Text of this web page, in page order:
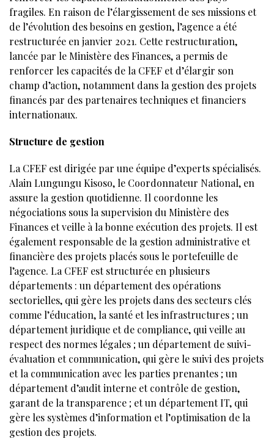
fragiles. En raison de l’élargissement de ses missions et
de l’évolution des besoins en gestion, l’agence a été
restructurée en janvier 2021. Cette restructuration,
lancée par le Ministère des Finances, a permis de
renforcer les capacités de la CFEF et d’élargir son
champ d’action, notamment dans la gestion des projets
financés par des partenaires techniques et financiers
internationaux.
Structure de gestion
La CFEF est dirigée par une équipe d’experts spécialisés.
Alain Lungungu Kisoso, le Coordonnateur National, en
assure la gestion quotidienne. Il coordonne les
négociations sous la supervision du Ministère des
Finances et veille à la bonne exécution des projets. Il est
également responsable de la gestion administrative et
financière des projets placés sous le portefeuille de
l’agence. La CFEF est structurée en plusieurs
départements : un département des opérations
sectorielles, qui gère les projets dans des secteurs clés
comme l’éducation, la santé et les infrastructures ; un
département juridique et de compliance, qui veille au
respect des normes légales ; un département de suivi-
évaluation et communication, qui gère le suivi des projets
et la communication avec les parties prenantes ; un
département d’audit interne et contrôle de gestion,
garant de la transparence ; et un département IT, qui
gère les systèmes d’information et l’optimisation de la
gestion des projets.